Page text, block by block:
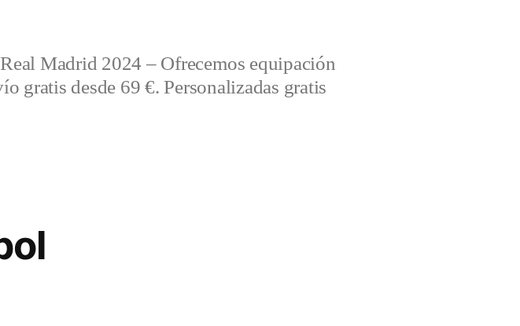
Madrid 2024 – Ofrecemos equipación
gratis desde 69 €. Personalizadas gratis